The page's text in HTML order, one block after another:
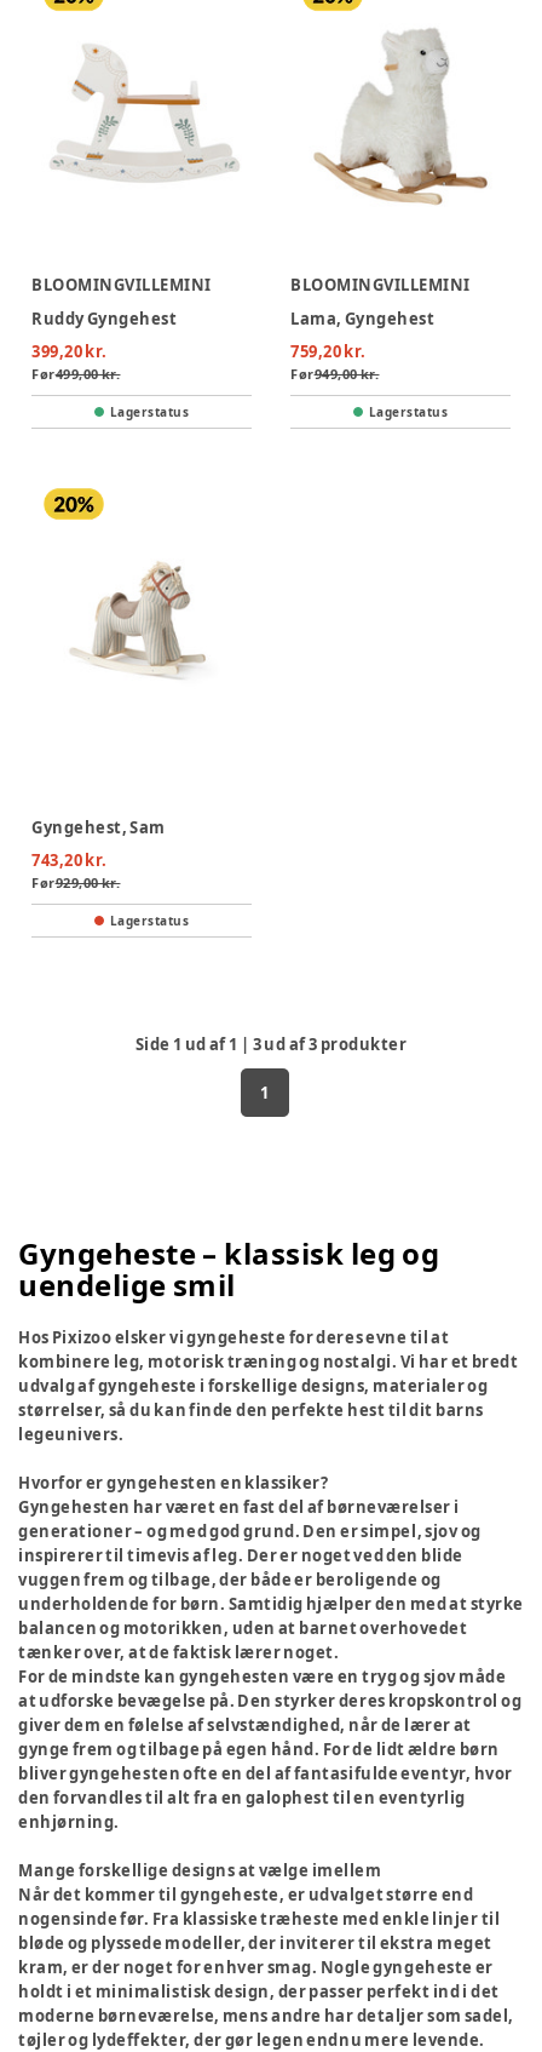
BLOOMINGVILLEMINI
Ruddy Gyngehest
399,20 kr.
Før499,00 kr.
Lagerstatus
BLOOMINGVILLEMINI
Lama, Gyngehest
759,20 kr.
Før949,00 kr.
Lagerstatus
Gyngehest, Sam
743,20 kr.
Før929,00 kr.
Lagerstatus
Side 1 ud af1 | 3ud af3 produkter
1
Gyngeheste – klassisk leg og
uendelige smil
Hos Pixizoo elsker vi gyngeheste for deres evne til at
kombinere leg, motorisk træning og nostalgi. Vi har et bredt
udvalg af gyngeheste i forskellige designs, materialer og
størrelser, så du kan finde den perfekte hest til dit barns
legeunivers.
Hvorfor er gyngehesten en klassiker?
Gyngehesten har været en fast del af børneværelser i
generationer – og med god grund. Den er simpel, sjov og
inspirerer til timevis af leg. Der er noget ved den blide
vuggen frem og tilbage, der både er beroligende og
underholdende for børn. Samtidig hjælper den med at styrke
balancen og motorikken, uden at barnet overhovedet
tænker over, at de faktisk lærer noget.
For de mindste kan gyngehesten være en tryg og sjov måde
at udforske bevægelse på. Den styrker deres kropskontrol og
giver dem en følelse af selvstændighed, når de lærer at
gynge frem og tilbage på egen hånd. For de lidt ældre børn
bliver gyngehesten ofte en del af fantasifulde eventyr, hvor
den forvandles til alt fra en galophest til en eventyrlig
enhjørning.
Mange forskellige designs at vælge imellem
Når det kommer til gyngeheste, er udvalget større end
nogensinde før. Fra klassiske træheste med enkle linjer til
bløde og plyssede modeller, der inviterer til ekstra meget
kram, er der noget for enhver smag. Nogle gyngeheste er
holdt i et minimalistisk design, der passer perfekt ind i det
moderne børneværelse, mens andre har detaljer som sadel,
tøjler og lydeffekter, der gør legen endnu mere levende.